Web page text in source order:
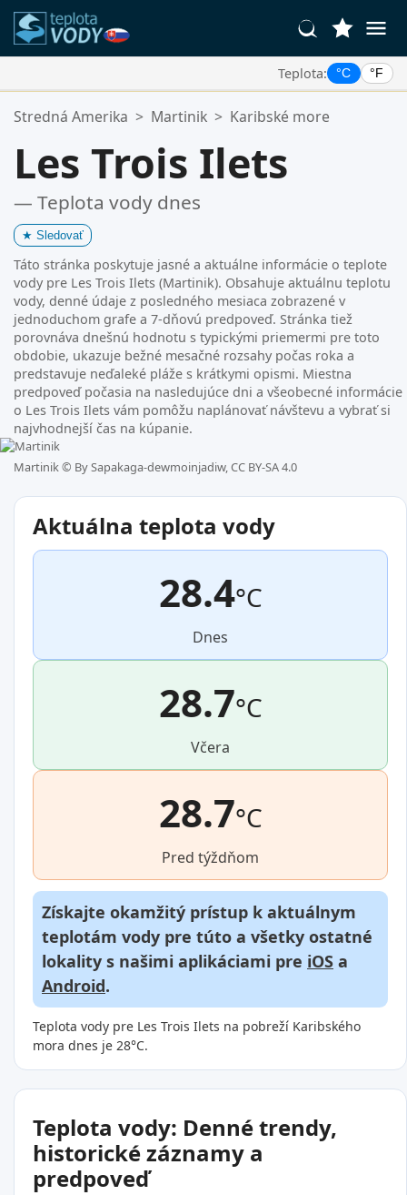
Teplota: °C °F
Vaše Obľúbené Lokality:
Stredná Amerika > Martinik > Karibské more
Les Trois Ilets
— Teplota vody dnes
★ Sledovať
Táto stránka poskytuje jasné a aktuálne informácie o teplote
vody pre Les Trois Ilets (Martinik). Obsahuje aktuálnu teplotu
vody, denné údaje z posledného mesiaca zobrazené v
jednoduchom grafe a 7-dňovú predpoveď. Stránka tiež
porovnáva dnešnú hodnotu s typickými priemermi pre toto
obdobie, ukazuje bežné mesačné rozsahy počas roka a
predstavuje neďaleké pláže s krátkymi opismi. Miestna
predpoveď počasia na nasledujúce dni a všeobecné informácie
o Les Trois Ilets vám pomôžu naplánovať návštevu a vybrať si
najvhodnejší čas na kúpanie.
Martinik © By Sapakaga-dewmoinjadiw, CC BY-SA 4.0
Aktuálna teplota vody
28.4°C
Dnes
28.7°C
Včera
28.7°C
Pred týždňom
Získajte okamžitý prístup k aktuálnym
teplotám vody pre túto a všetky ostatné
lokality s našimi aplikáciami pre iOS a
Android.
Teplota vody pre Les Trois Ilets na pobreží Karibského
mora dnes je 28°C.
Teplota vody: Denné trendy,
historické záznamy a
predpoveď